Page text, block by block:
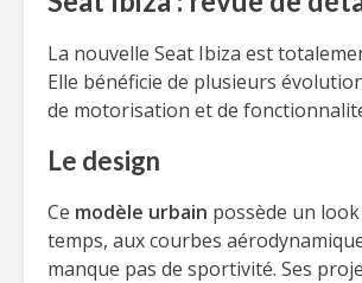
La nouvelle Seat Ibiza est
Elle bénéficie de plusieurs
de motorisation et de
Le design
Ce modèle urbain possède un look
temps, aux courbes
manque pas de sportivité. Ses